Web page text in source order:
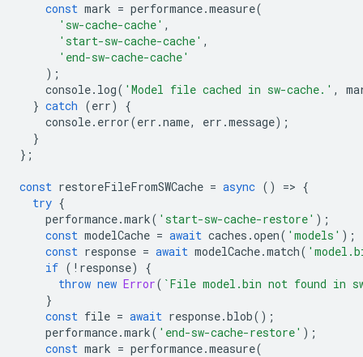
const mark = performance.measure(
'sw-cache-cache' ,
'start-sw-cache-cache' ,
'end-sw-cache-cache'
);
console. log( 'Model file cached in sw-cache.' ,
} catch (err)
{
console. error(err .name, err .message);
}
};
const restoreFileFromSWCache = async () => {
try {
performance.mark( 'start-sw-cache-restore' );
const modelCache = await caches .open( 'models' );
const response = await modelCache.match(
if ( ! response)
{
throw new Error( `File model.bin not found in
}
const file = await response.blob();
performance.mark( 'end-sw-cache-restore' );
const mark = performance.measure(